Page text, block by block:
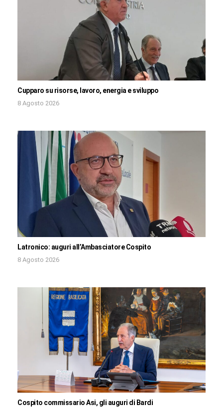
Cupparo su risorse, lavoro, energia e sviluppo
8 Agosto 2026
Latronico: auguri all’Ambasciatore Cospito
8 Agosto 2026
Cospito commissario Asi, gli auguri di Bardi